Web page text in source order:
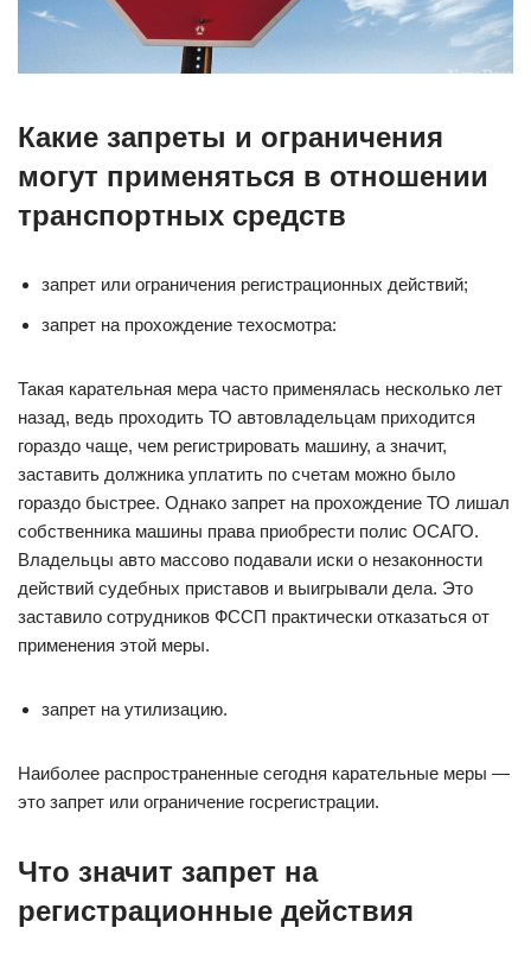
Какие запреты и ограничения
могут применяться в отношении
транспортных средств
запрет или ограничения регистрационных действий;
запрет на прохождение техосмотра:
Такая карательная мера часто применялась несколько лет
назад, ведь проходить ТО автовладельцам приходится
гораздо чаще, чем регистрировать машину, а значит,
заставить должника уплатить по счетам можно было
гораздо быстрее. Однако запрет на прохождение ТО лишал
собственника машины права приобрести полис ОСАГО.
Владельцы авто массово подавали иски о незаконности
действий судебных приставов и выигрывали дела. Это
заставило сотрудников ФССП практически отказаться от
применения этой меры.
запрет на утилизацию.
Наиболее распространенные сегодня карательные меры —
это запрет или ограничение госрегистрации.
Что значит запрет на
регистрационные действия